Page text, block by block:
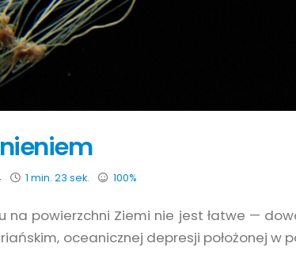
1 min. 23 sek. 100%
na powierzchni Ziemi nie jest łatwe —
oceanicznej depresji położonej w